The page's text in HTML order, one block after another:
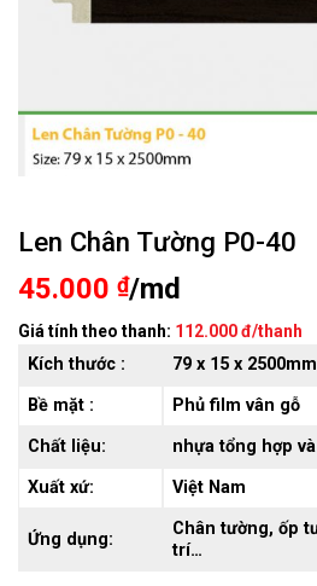
Len Chân Tường P0-40
45.000 ₫/md
Giá tính theo thanh: 112.000 đ/thanh
Kích thước :
79 x 15 x 2500mm
Bề mặt :
Phủ film vân gỗ
Chất liệu:
nhựa tổng hợp
Xuất xứ:
Việt Nam
Ứng dụng:
Chân tường, ốp
trí…